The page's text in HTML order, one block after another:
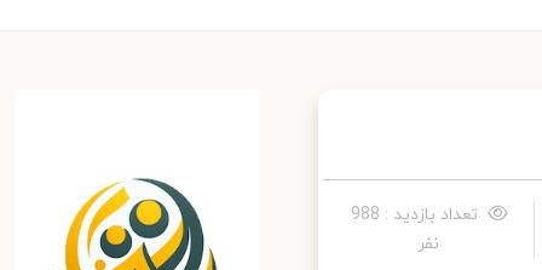
تعداد بازدید : 988
نفر